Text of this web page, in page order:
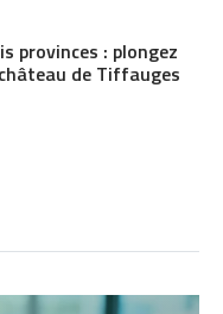
provinces : plongez
de Tiffauges